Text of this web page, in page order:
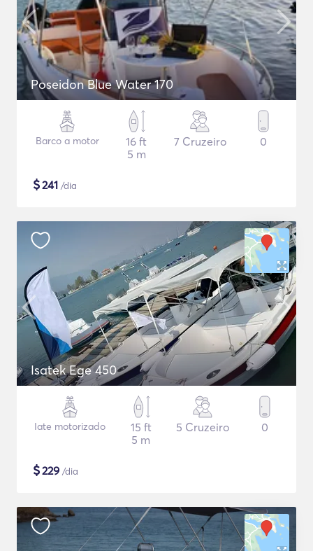
Poseidon Blue Water 170
Barco a motor
16 ft
5 m
7 Cruzeiro 0
$241 /dia
Isatek Ege 450
Iate motorizado
15 ft
5 m
5 Cruzeiro 0
$229 /dia